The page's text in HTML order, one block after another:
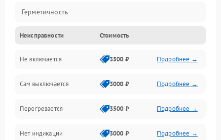
Герметичность
Механика
Неисправности Стоимость
Не включается 3500 ₽ Подробнее →
Сам выключается 3000 ₽ Подробнее →
Перегревается 3500 ₽ Подробнее →
Нет индикации 3000 ₽ Подробнее →